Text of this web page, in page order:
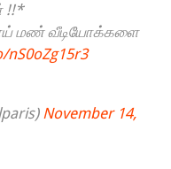
!!*
மண் வீடியோக்களை
November 14,